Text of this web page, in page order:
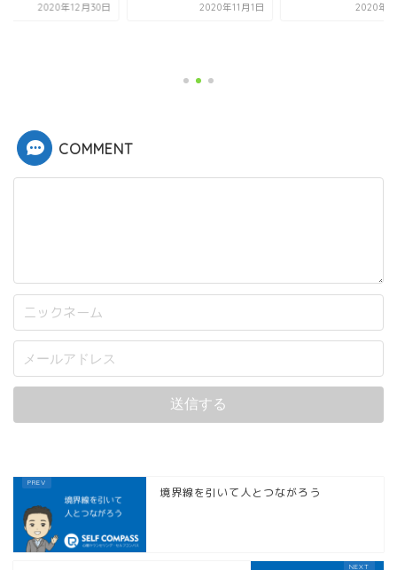
年12月30日 2020年11月1日 2020年2月1日
COMMENT
境界線を引いて人とつながろう